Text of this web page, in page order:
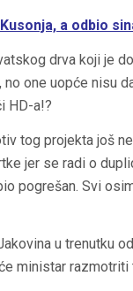
a odbio
drva koji je
one uopće nisu
HD-a!?
tog projekta još
jer se radi o
pogrešan. Svi
u trenutku
ministar